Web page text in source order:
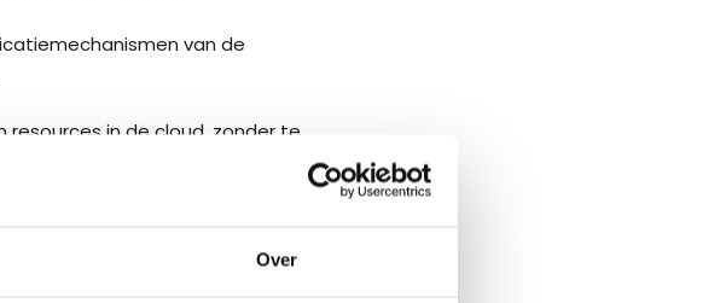
Over
van de
resources in de cloud, zonder te